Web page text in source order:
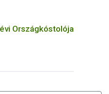
Országkóstolója